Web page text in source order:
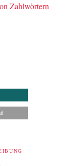
Zahlwörtern